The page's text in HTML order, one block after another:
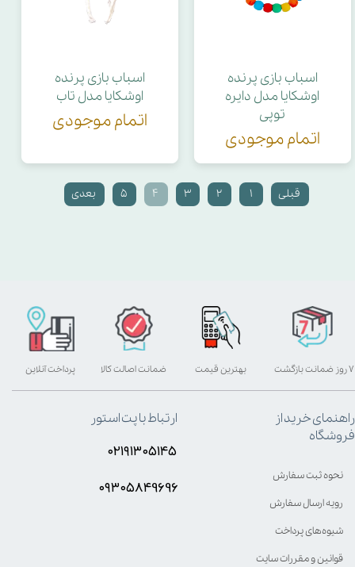
اسباب بازی پرنده
اوشکایا مدل دایره
توپی
اتمام موجودی
اسباب بازی پرنده
اوشکایا مدل تاب
اتمام موجودی
قبلی ۱ ۲ ۳ ۴ ۵ بعدی
بهترین قیمت پرداخت آنلاین ۷ روز ضمانت بازگشت ضمانت اصالت کالا
راهنمای خرید از
فروشگاه
نحوه ثبت سفارش
رویه ارسال سفارش
شیوه‌های پرداخت
قوانین و مقررات سایت
ارتباط با پت استور
۰۲۱۹۱۳۰۵۱۴۵
۰۹۳۰۵8۴9696